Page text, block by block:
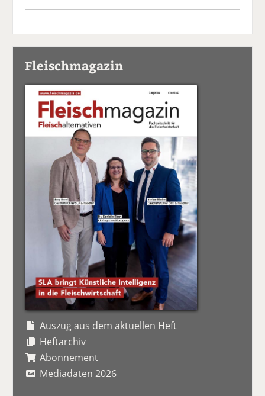
Fleischmagazin
Auszug aus dem aktuellen Heft
Heftarchiv
Abonnement
Mediadaten 2026